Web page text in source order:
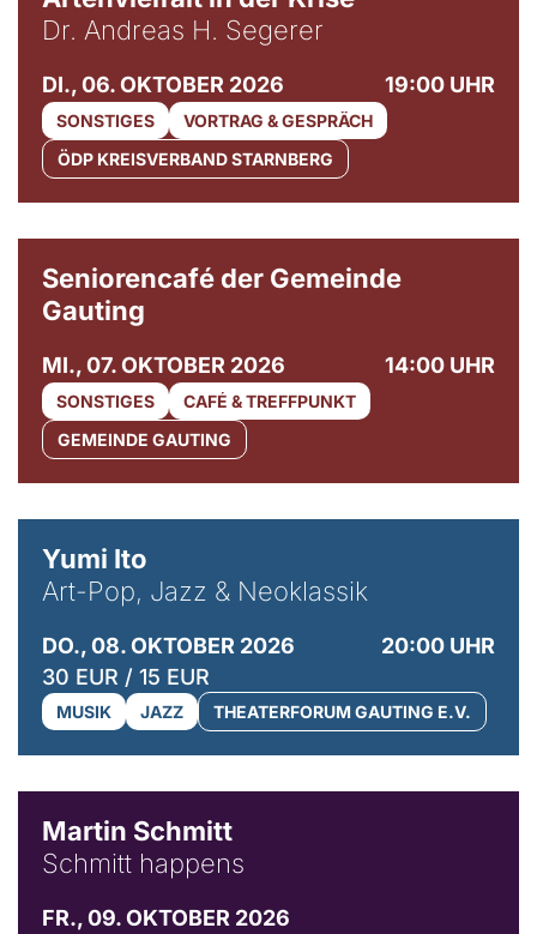
Dr. Andreas H. Segerer
DI., 06. OKTOBER 2026 19:00 UHR
SONSTIGES
VORTRAG & GESPRÄCH
ÖDP KREISVERBAND STARNBERG
Seniorencafé der Gemeinde
Gauting
MI., 07. OKTOBER 2026 14:00 UHR
SONSTIGES
CAFÉ & TREFFPUNKT
GEMEINDE GAUTING
Yumi Ito
Art-Pop, Jazz & Neoklassik
DO., 08. OKTOBER 2026
20:00 UHR
30 EUR / 15 EUR
MUSIK JAZZ THEATERFORUM GAUTING E.V.
Martin Schmitt
Schmitt happens
FR., 09. OKTOBER 2026